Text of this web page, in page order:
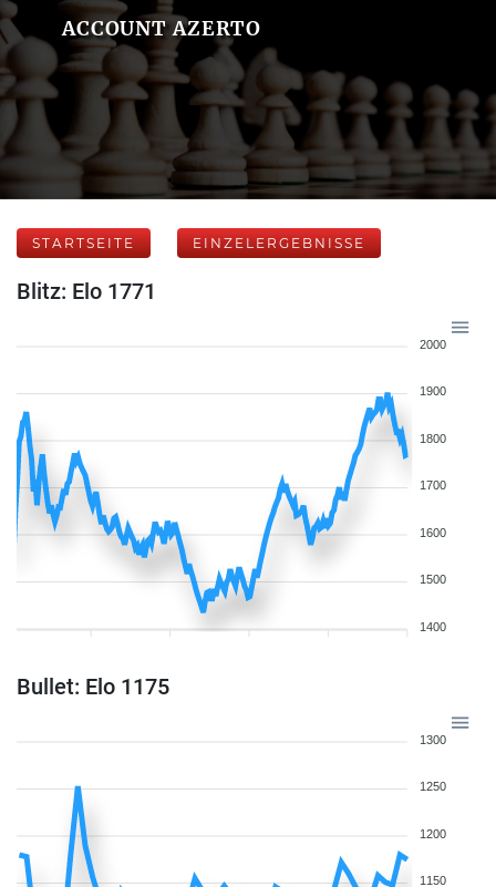
ACCOUNT AZERTO
STARTSEITE EINZELERGEBNISSE
Blitz: Elo 1771
2000
1900
1800
1700
1600
1500
1400
Bullet: Elo 1175
1300
1250
1200
1150